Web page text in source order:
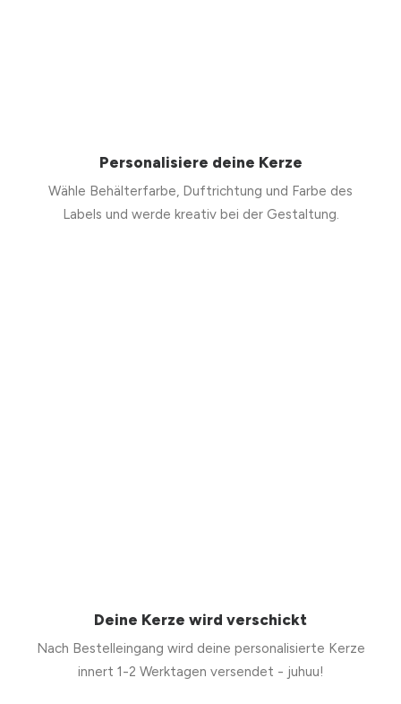
Personalisiere deine Kerze
Wähle Behälterfarbe, Duftrichtung und Farbe des
Labels und werde kreativ bei der Gestaltung.
Deine Kerze wird verschickt
Nach Bestelleingang wird deine personalisierte Kerze
innert 1-2 Werktagen versendet - juhuu!